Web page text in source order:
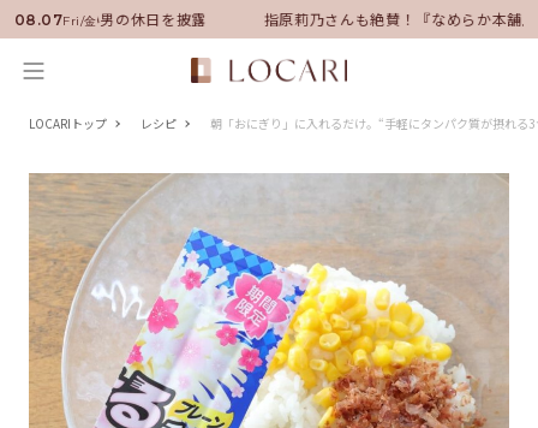
08.07Fri/金
就任！いい男の休日を披露 指原莉乃さんも絶賛！『なめらか本舗』
LOCARIトップ レシピ 朝「おにぎり」に入れるだけ。“手軽にタンパク質が摂れる